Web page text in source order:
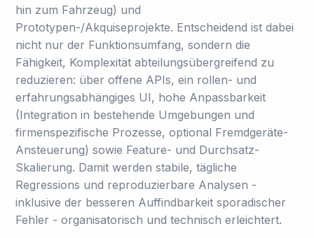
hin zum Fahrzeug) und
Prototypen-/Akquiseprojekte. Entscheidend ist dabei
nicht nur der Funktionsumfang, sondern die
Fähigkeit, Komplexität abteilungsübergreifend zu
reduzieren: über offene APIs, ein rollen- und
erfahrungsabhängiges UI, hohe Anpassbarkeit
(Integration in bestehende Umgebungen und
firmenspezifische Prozesse, optional Fremdgeräte-
Ansteuerung) sowie Feature- und Durchsatz-
Skalierung. Damit werden stabile, tägliche
Regressions und reproduzierbare Analysen -
inklusive der besseren Auffindbarkeit sporadischer
Fehler - organisatorisch und technisch erleichtert.